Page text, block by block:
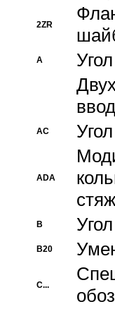
2ZR
A
AC
ADA
B
B20
C...